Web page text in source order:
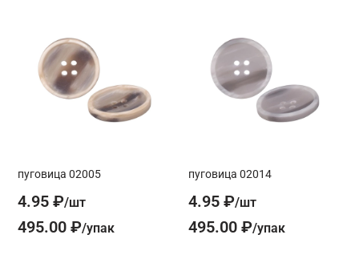
пуговица 02005
4.95 ₽
495.00 ₽
пуговица 02014
4.95 ₽
495.00 ₽